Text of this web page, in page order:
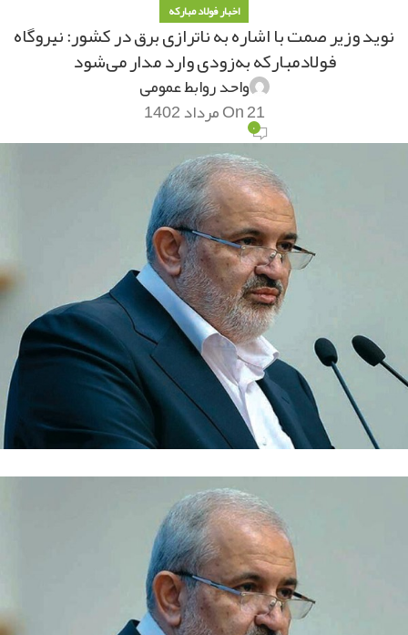
اخبار فولاد مبارکه
نوید وزیر صمت با اشاره به ناترازی برق در کشور: نیروگاه
فولادمباركه به‌زودی وارد مدار می‌شود
واحد روابط عمومی
On 21 مرداد 1402
۰